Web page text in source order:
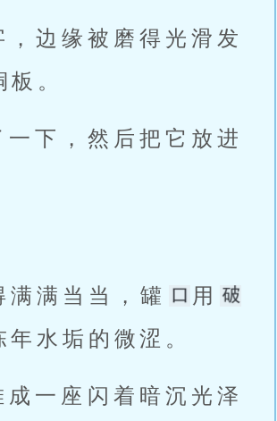
边缘被磨得光滑发
。
下，然后把它放进
满当当，罐
用
水垢的微涩。
一座闪着暗沉光泽